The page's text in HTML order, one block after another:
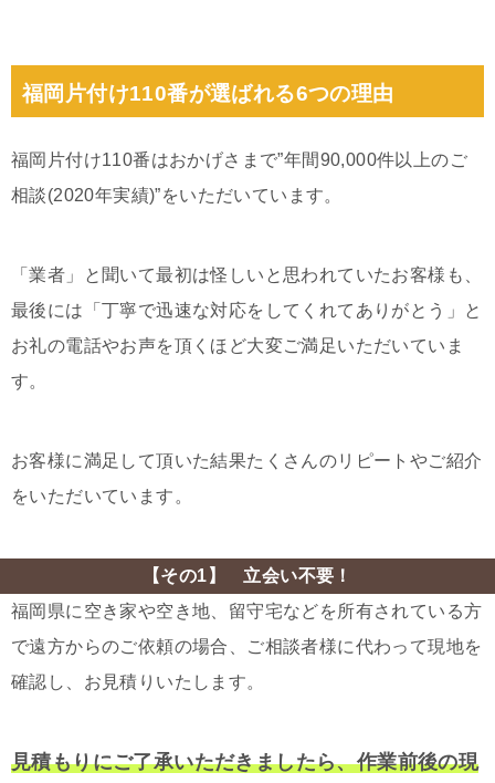
福岡片付け110番が選ばれる6つの理由
福岡片付け110番はおかげさまで”年間90,000件以上のご
相談(2020年実績)”をいただいています。
「業者」と聞いて最初は怪しいと思われていたお客様も、
最後には「丁寧で迅速な対応をしてくれてありがとう」と
お礼の電話やお声を頂くほど大変ご満足いただいていま
す。
お客様に満足して頂いた結果たくさんのリピートやご紹介
をいただいています。
【その1】 立会い不要！
福岡県に空き家や空き地、留守宅などを所有されている方
で遠方からのご依頼の場合、ご相談者様に代わって現地を
確認し、お見積りいたします。
見積もりにご了承いただきましたら、作業前後の現